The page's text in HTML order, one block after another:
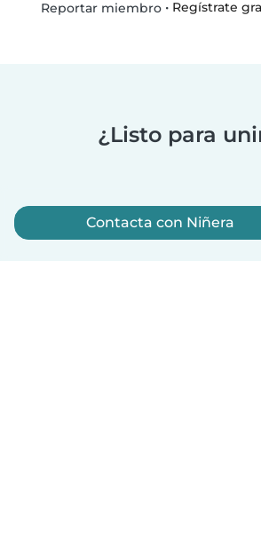
Reportar miembro• Regístrate
¿Listo para
Contacta con Niñera